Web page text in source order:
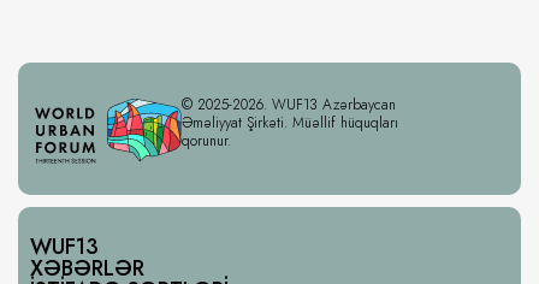
© 2025-2026. WUF13 Azərbaycan
Əməliyyat Şirkəti. Müəllif hüquqları
qorunur.
WUF13
XƏBƏRLƏR